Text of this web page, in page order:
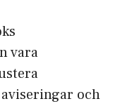
vara
och